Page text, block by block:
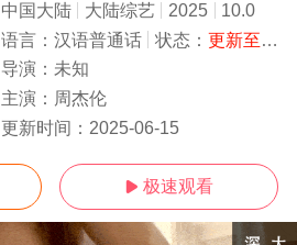
中国大陆 大陆综艺 2025
10.0
语言： 汉语普通话 状态： 更新至20250615期
导演： 未知
主演： 周杰伦
更新时间： 2025-06-15
 极速观看